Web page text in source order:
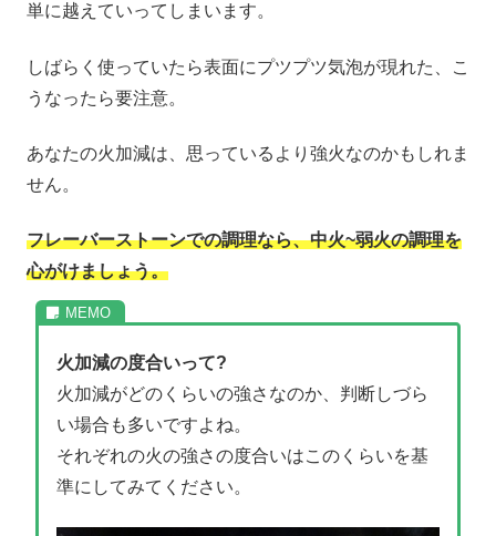
単に越えていってしまいます。
しばらく使っていたら表面にプツプツ気泡が現れた、こ
うなったら要注意。
あなたの火加減は、思っているより強火なのかもしれま
せん。
フレーバーストーンでの調理なら、中火~弱火の調理を
心がけましょう。
火加減の度合いって?
火加減がどのくらいの強さなのか、判断しづら
い場合も多いですよね。
それぞれの火の強さの度合いはこのくらいを基
準にしてみてください。